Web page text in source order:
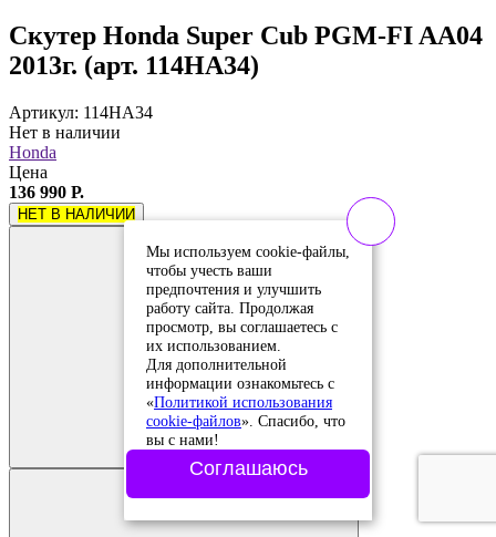
Скутер Honda Super Cub PGM-FI AA04
2013г. (арт. 114HA34)
Артикул: 114HA34
Нет в наличии
Honda
Цена
136 990 Р.
НЕТ В НАЛИЧИИ
Добавить в
сравнение
Добавлено в
Мы используем cookie-файлы,
чтобы учесть ваши
предпочтения и улучшить
работу сайта. Продолжая
просмотр, вы соглашаетесь с
их использованием.
Для дополнительной
информации ознакомьтесь с
«Политикой использования
cookie-файлов». Спасибо, что
вы с нами!
Соглашаюсь